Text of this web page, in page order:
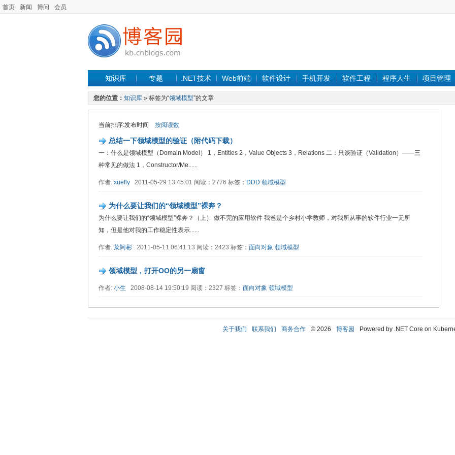
首页 新闻 博问 会员
知识库 专题 .NET技术 Web前端 软件设计 手机开发 软件工程 程序人生 项目管理
您的位置： 知识库 » 标签为“领域模型”的文章
当前排序:发布时间 按阅读数
总结一下领域模型的验证（附代码下载）
一：什么是领域模型（Domain Model） 1，Entities 2，Value Objects 3，Relations 二：只谈验证（Validation）——三
种常见的做法 1，Constructor/Me......
作者: xuefly 2011-05-29 13:45:01 阅读：2776 标签： DDD 领域模型
为什么要让我们的“领域模型”裸奔？
为什么要让我们的“领域模型”裸奔？（上） 做不完的应用软件 我爸是个乡村小学教师，对我所从事的软件行业一无所
知，但是他对我的工作稳定性表示......
作者: 菜阿彬 2011-05-11 06:41:13 阅读：2423 标签： 面向对象 领域模型
领域模型﹐打开OO的另一扇窗
作者: 小生 2008-08-14 19:50:19 阅读：2327 标签： 面向对象 领域模型
关于我们 联系我们 商务合作 © 2026 博客园 Powered by .NET Core on